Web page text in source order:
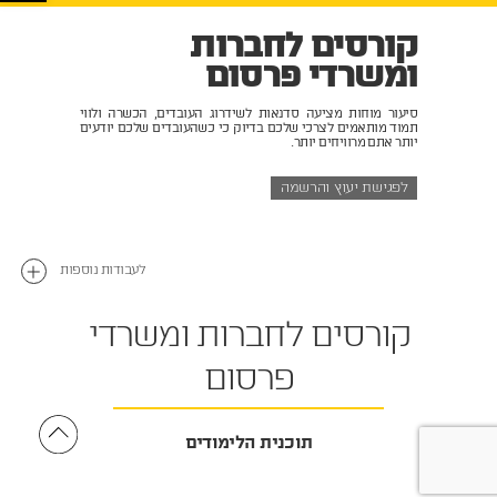
קורסים לחברות
ומשרדי פרסום
סיעור מוחות מציעה סדנאות לשידרוג העובדים, הכשרה ולווי
תמוד מותאמים לצרכי שלכם בדיוק כי כשהעובדים שלכם יודעים
יותר אתם מרוויחים יותר.
לפגישת יעוץ והרשמה
לעבודות נוספות
קורסים לחברות ומשרדי
פרסום
תוכנית הלימודים